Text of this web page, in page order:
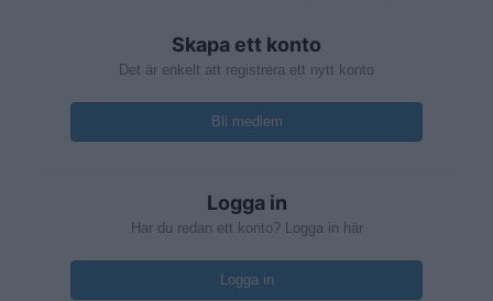
Skapa ett konto
Det är enkelt att registrera ett nytt konto
Bli medlem
Logga in
Har du redan ett konto? Logga in här
Logga in